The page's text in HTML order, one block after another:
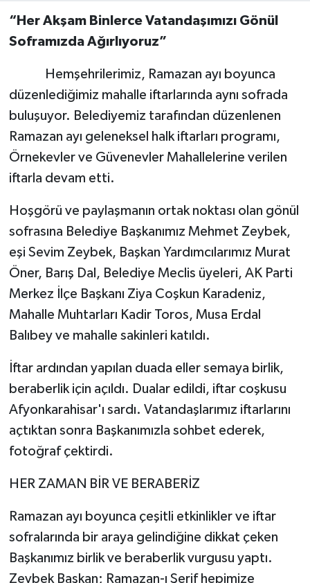
“Her Akşam Binlerce Vatandaşımızı Gönül
Soframızda Ağırlıyoruz”
Hemşehrilerimiz, Ramazan ayı boyunca
düzenlediğimiz mahalle iftarlarında aynı sofrada
buluşuyor. Belediyemiz tarafından düzenlenen
Ramazan ayı geleneksel halk iftarları programı,
Örnekevler ve Güvenevler Mahallelerine verilen
iftarla devam etti.
Hoşgörü ve paylaşmanın ortak noktası olan gönül
sofrasına Belediye Başkanımız Mehmet Zeybek,
eşi Sevim Zeybek, Başkan Yardımcılarımız Murat
Öner, Barış Dal, Belediye Meclis üyeleri, AK Parti
Merkez İlçe Başkanı Ziya Coşkun Karadeniz,
Mahalle Muhtarları Kadir Toros, Musa Erdal
Balıbey ve mahalle sakinleri katıldı.
İftar ardından yapılan duada eller semaya birlik,
beraberlik için açıldı. Dualar edildi, iftar coşkusu
Afyonkarahisar'ı sardı. Vatandaşlarımız iftarlarını
açtıktan sonra Başkanımızla sohbet ederek,
fotoğraf çektirdi.
HER ZAMAN BİR VE BERABERİZ
Ramazan ayı boyunca çeşitli etkinlikler ve iftar
sofralarında bir araya gelindiğine dikkat çeken
Başkanımız birlik ve beraberlik vurgusu yaptı.
Zeybek Başkan; Ramazan-ı Şerif hepimize